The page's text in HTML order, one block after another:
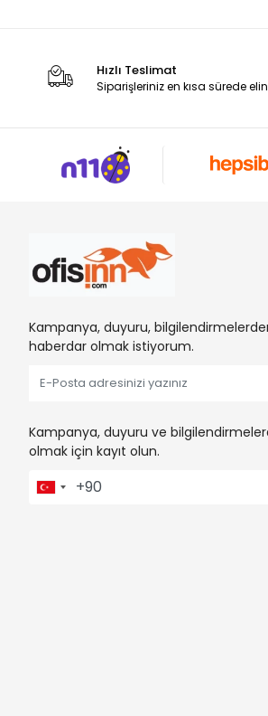
Hızlı Teslimat
Siparişleriniz en kısa sürede
Kampanya, duyuru,
haberdar olmak istiyorum.
Kampanya, duyuru ve
olmak için kayıt olun.